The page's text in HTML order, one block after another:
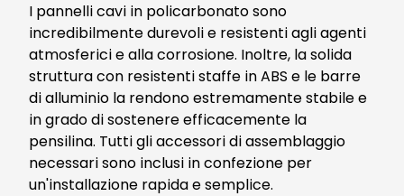
I pannelli cavi in policarbonato sono
incredibilmente durevoli e resistenti agli agenti
atmosferici e alla corrosione. Inoltre, la solida
struttura con resistenti staffe in ABS e le barre
di alluminio la rendono estremamente stabile e
in grado di sostenere efficacemente la
pensilina. Tutti gli accessori di assemblaggio
necessari sono inclusi in confezione per
un'installazione rapida e semplice.